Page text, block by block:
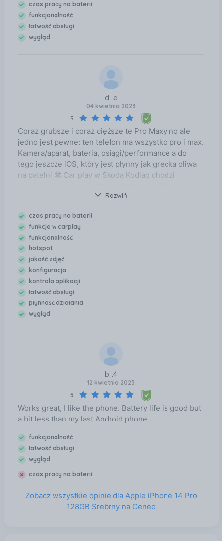
display i dynamiczną wyspę. Obie te funkcje nie są
niezbędne, ale umilają codziennie korzystanie z
telefonu. Telefon jest naprawdę wart każdej
złotówki.
czas pracy na baterii
funkcjonalność
łatwość obsługi
wygląd
d...e
04 kwietnia 2023
5
Coraz grubsze i coraz cięższe te Pro Maxy no ale
jedno jest pewne: ten telefon ma wszystko pro i max.
Kamera/aparat, bateria, osiągi/performance a do
tego jeszcze iOS, który jest płynny jak grecka oliwa
na patelni 🤓 Car play w Skoda Kodiaq chodzi
z łączeniem raz na tydzień. Nie ma się do czego
więcej ludzi powinno mieć szanse dostępu do tak
dobrych sprzętów. Polecamy! Ps: dziś robiłem dla
kogoś migrację ze starego samusnga na nowy
poprzez jakiś tam smart sync... Ledwo się telefony
połączyły a proces zajął godzinę. Dla porównania na
iPhone to było jedno kliknięcie i przeszło wszystko
na drugi w ciągu 5 minut. Niby nic ale na każdym
kroku oszczedasz czas, nerwy i zdrowie. Amen.
Rozwiń
czas pracy na baterii
funkcje w carplay
funkcjonalność
hotspot
jakość zdjęć
konfiguracja
kontrola aplikacji
łatwość obsługi
płynność działania
wygląd
b...4
12 kwietnia 2023
5
Works great, I like the phone. Battery life is good but
a bit less than my last Android phone.
funkcjonalność
łatwość obsługi
wygląd
czas pracy na baterii
Zobacz wszystkie opinie dla Apple iPhone 14 Pro
128GB Srebrny na Ceneo